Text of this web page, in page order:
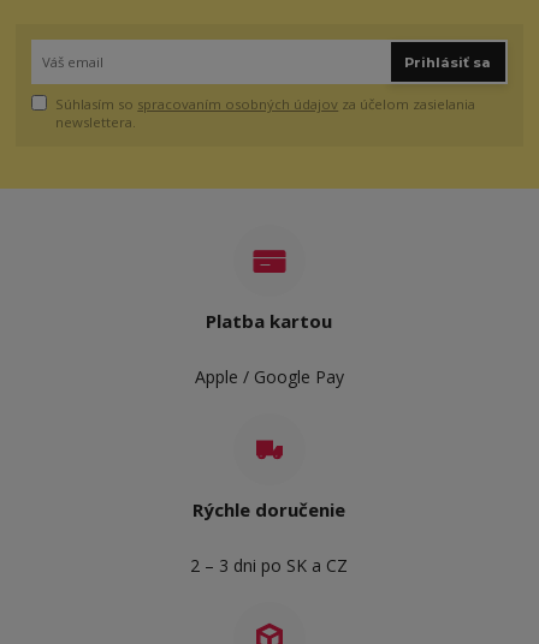
Prihlásiť sa
Súhlasím so spracovaním osobných údajov za účelom zasielania
newslettera.
Platba kartou
Apple / Google Pay
Rýchle doručenie
2 – 3 dni po SK a CZ